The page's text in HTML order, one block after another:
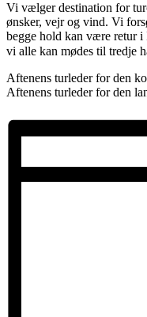
Vi vælger destination for
ønsker, vejr og vind. Vi
begge hold kan være retur i
vi alle kan mødes til tredje
Aftenens turleder for den
Aftenens turleder for den